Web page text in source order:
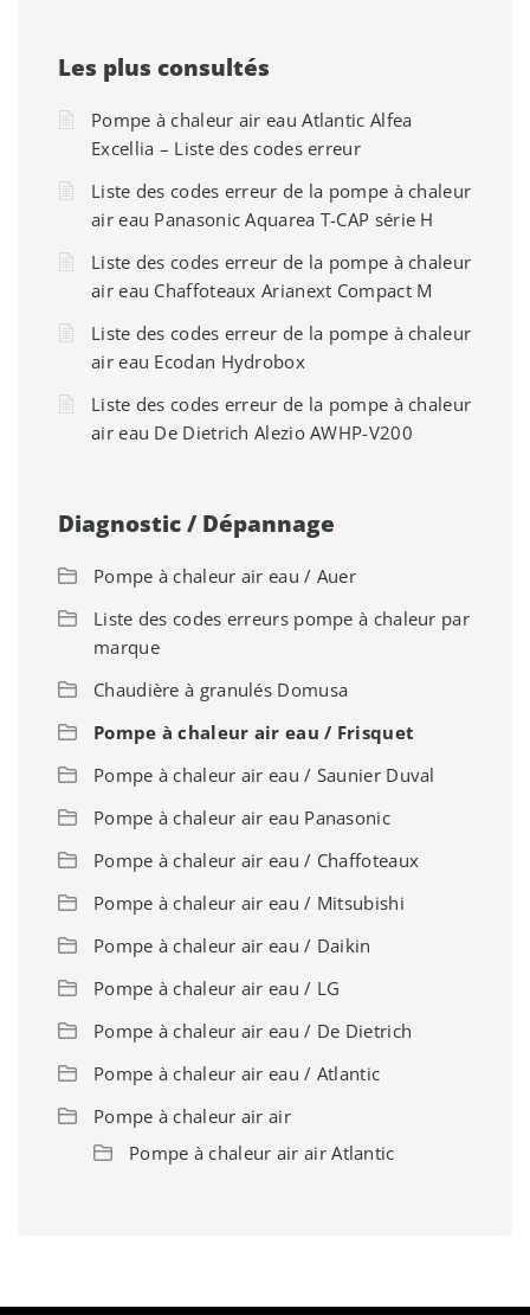
Les plus consultés
Pompe à chaleur air eau Atlantic Alfea
Excellia – Liste des codes erreur
Liste des codes erreur de la pompe à chaleur
air eau Panasonic Aquarea T-CAP série H
Liste des codes erreur de la pompe à chaleur
air eau Chaffoteaux Arianext Compact M
Liste des codes erreur de la pompe à chaleur
air eau Ecodan Hydrobox
Liste des codes erreur de la pompe à chaleur
air eau De Dietrich Alezio AWHP-V200
Diagnostic / Dépannage
Pompe à chaleur air eau / Auer
Liste des codes erreurs pompe à chaleur par
marque
Chaudière à granulés Domusa
Pompe à chaleur air eau / Frisquet
Pompe à chaleur air eau / Saunier Duval
Pompe à chaleur air eau Panasonic
Pompe à chaleur air eau / Chaffoteaux
Pompe à chaleur air eau / Mitsubishi
Pompe à chaleur air eau / Daikin
Pompe à chaleur air eau / LG
Pompe à chaleur air eau / De Dietrich
Pompe à chaleur air eau / Atlantic
Pompe à chaleur air air
Pompe à chaleur air air Atlantic